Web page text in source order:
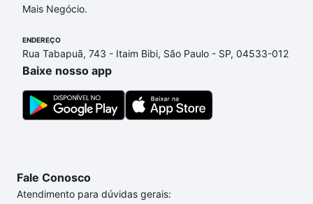
compra, veja em nosso portal
o imóvel dos seus sonhos com segurança e
conforto. Loft, com você até as chaves.
Mais Negócio.
ENDEREÇO
Rua Tabapuã, 743 - Itaim Bibi, São Paulo - SP, 04533-012
Baixe nosso app
Fale Conosco
Atendimento para dúvidas gerais: